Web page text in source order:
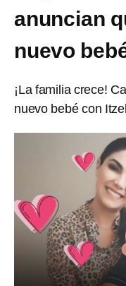
anuncian
nuevo
¡La familia crece!
nuevo bebé con